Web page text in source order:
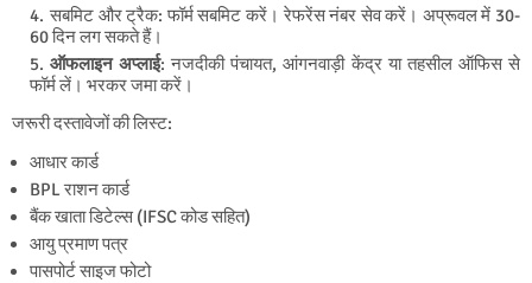
सबमिट और ट्रैक: फॉर्म सबमिट करें। रेफरेंस नंबर सेव करें। अप्रूवल में 30-
60 दिन लग सकते हैं।
ऑफलाइन अप्लाई: नजदीकी पंचायत, आंगनवाड़ी केंद्र या तहसील ऑफिस से
फॉर्म लें। भरकर जमा करें।
जरूरी दस्तावेजों की लिस्ट:
आधार कार्ड
BPL राशन कार्ड
बैंक खाता डिटेल्स (IFSC कोड सहित)
आयु प्रमाण पत्र
पासपोर्ट साइज फोटो